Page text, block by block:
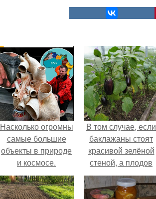
Насколько огромны
самые большие
объекты в природе
и космосе.
В том случае, если
баклажаны стоят
красивой зелёной
стеной, а плодов
почти не видно -
радоваться тут